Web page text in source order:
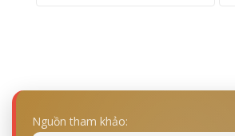
Nguồn tham khảo: